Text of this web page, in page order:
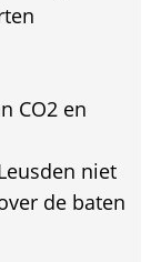
CO2 en
niet
de baten